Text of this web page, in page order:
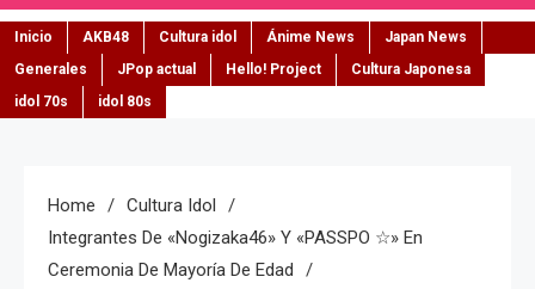
Inicio AKB48 Cultura idol Ánime News
Japan News
Generales
JPop actual Hello! Project
Cultura Japonesa
idol 70s
idol 80s
Home
Cultura Idol
Integrantes De «Nogizaka46» Y «PASSPO ☆» En
Ceremonia De Mayoría De Edad